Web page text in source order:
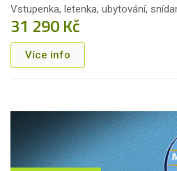
Vstupenka, letenka, ubytování,
31 290 Kč
Více info